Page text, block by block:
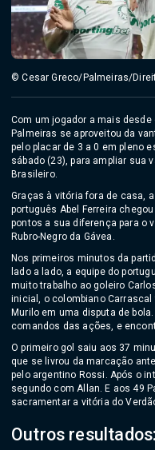
© Cesar Greco/Palmeiras/
Com um jogador a mais
Palmeiras se aproveitou da
pelo placar de 3 a 0 em pleno
sábado (23), para ampliar sua
Brasileiro.
Graças à vitória fora de casa,
português Abel Ferreira
pontos a sua diferença para o
Rubro-Negro da Gávea.
Nos primeiros minutos da
lado a lado, a equipe do
muito trabalho ao goleiro
inicial, o colombiano
Murilo em uma disputa de
comandos das ações, e
O primeiro gol saiu aos 37
que se livrou da marcação
pelo argentino Rossi. Após o
segundo com Allan. E aos 49
sacramentar a vitória do
Outros resultados: